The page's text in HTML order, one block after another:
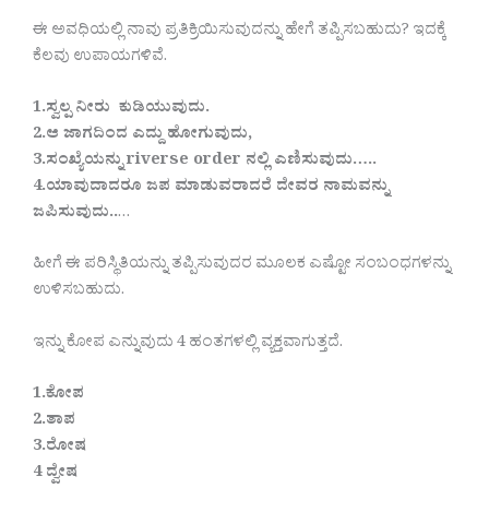
ಈ ಅವಧಿಯಲ್ಲಿ ನಾವು ಪ್ರತಿಕ್ರಿಯಿಸುವುದನ್ನು ಹೇಗೆ ತಪ್ಪಿಸಬಹುದು? ಇದಕ್ಕೆ
ಕೆಲವು ಉಪಾಯಗಳಿವೆ.
1.ಸ್ವಲ್ಪ ನೀರು ಕುಡಿಯುವುದು.
2.ಆ ಜಾಗದಿಂದ ಎದ್ದು ಹೋಗುವುದು,
3.ಸಂಖ್ಯೆಯನ್ನು riverse order ನಲ್ಲಿ ಎಣಿಸುವುದು…..
4.ಯಾವುದಾದರೂ ಜಪ ಮಾಡುವರಾದರೆ ದೇವರ ನಾಮವನ್ನು
ಜಪಿಸುವುದು..…
ಹೀಗೆ ಈ ಪರಿಸ್ಥಿತಿಯನ್ನು ತಪ್ಪಿಸುವುದರ ಮೂಲಕ ಎಷ್ಟೋ ಸಂಬಂಧಗಳನ್ನು
ಉಳಿಸಬಹುದು.
ಇನ್ನು ಕೋಪ ಎನ್ನುವುದು 4 ಹಂತಗಳಲ್ಲಿ ವ್ಯಕ್ತವಾಗುತ್ತದೆ.
1.ಕೋಪ
2.ತಾಪ
3.ರೋಷ
4 ದ್ವೇಷ